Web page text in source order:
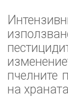
пчелните
на